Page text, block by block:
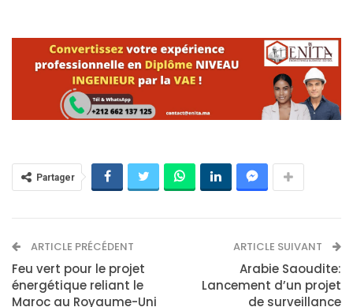
Partager
ARTICLE PRÉCÉDENT
Feu vert pour le projet
énergétique reliant le
Maroc au Royaume-Uni
ARTICLE SUIVANT
Arabie Saoudite:
Lancement d’un projet
de surveillance